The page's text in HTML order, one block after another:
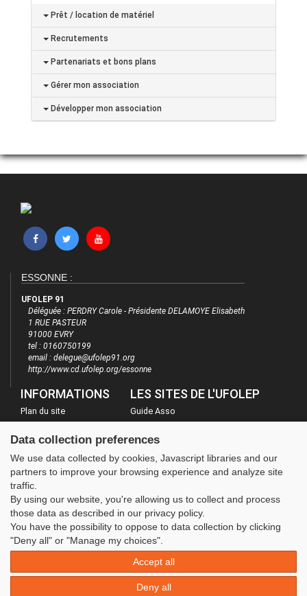
Prêt / location de matériel
Recrutements
Partenariats et bons plans
Gérer mon association
Développer mon association
ESSONNE :
UFOLEP 91
Déléguée : PERDRY Carole - Présidente DELAMOYE Elisabeth
1 RUE PASTEUR
91000 EVRY
tel : 0160750199
email : delegue@ufolep91.org
http://www.cd.ufolep.org/essonne
INFORMATIONS
Plan du site
Mentions légales
Administration
LES SITES DE L'UFOLEP
Guide Asso
Inscriptions évènements
Data collection preferences
We use data collected by cookies, Javascript libraries and our
partners to improve your browsing experience and analyze site
traffic.
By using our website, you're allowing us to collect and process
those data as described in our privacy policy.
You have the possibility to oppose to data collection by clicking
"Deny all" or "Manage my choices".
Accept all
Deny all